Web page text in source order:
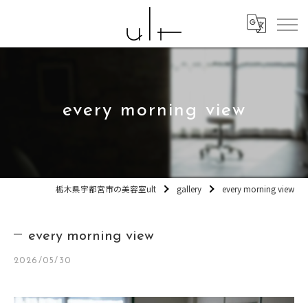
every morning view
栃木県宇都宮市の美容室ult gallery every morning view
every morning view
2026/05/30